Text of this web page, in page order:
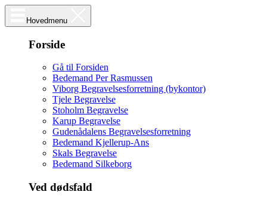
Hovedmenu
Forside
Gå til Forsiden
Bedemand Per Rasmussen
Viborg Begravelsesforretning (bykontor)
Tjele Begravelse
Stoholm Begravelse
Karup Begravelse
Gudenådalens Begravelsesforretning
Bedemand Kjellerup-Ans
Skals Begravelse
Bedemand Silkeborg
Ved dødsfald